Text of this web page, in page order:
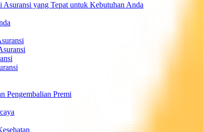
Asuransi yang Tepat untuk Kebutuhan Anda
Pengembalian Premi